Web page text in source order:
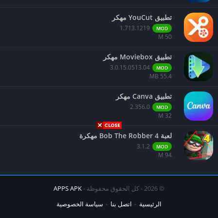
الأعداء الصغيرة كوسيلة لمهاجمة اللاعب بشكل غير مباشر. وبالتالي، يتعين
على اللاعبين تطوير أسلوبهم في الدفاع وتجهيز شخصيتهم بناءً على نوع
وتجعل من 每 مباراة فرصة لاكتشاف استراتيجيات جديدة. إن فهم الشخصية
الرئيسية وأعدائها يتطلب تركيزًا ودراسة ذاتية، مما يزيد من عمق اللعبة
وإثارتها.
أسلحة وقدرات اللاعبين
تقدم لعبة Swamp Attack 2 مجموعة متنوعة من الأسلحة التي يمكن
للاعبين استخدامها لمواجهة الأعداء في البيئة البرية المثيرة. هذه الأسلحة
تشمل بنادق، وقنابل، وأسلحة قريبة مثل المنشار وآلات أخرى تساعد في
الدفاع عن مستودعات اللاعبين ضد الهجمات المتكررة للمخلوقات المتنوعة.
يمكن جمع هذه الأسلحة من خلال التقدم في مستويات اللعبة أو عن طريق
الشراء من المتجر المتخصص بالأسلحة داخل اللعبة.
لتحسين القدرات القتالية، يمكن للاعبين ترقية الأسلحة المتوفرة لديهم
تطبيق YouCut مهكر
MOD
1.713.1219
50 M
تطبيق Moviebox مهكر
MOD
3.0.15.0513.04
55.4 MB
تطبيق Canva مهكر
MOD
2.356.0
32 M
لعبة Bob The Robber 4 مهكرة
MOD
3.1.2
94 M
© 2026 - كل الحقوق محفوظة -
APPS APK
الرئيسية
اتصل بنا سياسة الخصوصية